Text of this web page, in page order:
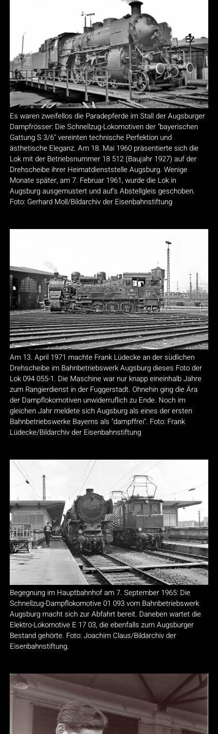
Es waren zweifellos die Paradepferde im Stall der Augsburger
Dampfrösser: Die Schnellzug-Lokomotiven der "bayerischen
Gattung S 3/6" vereinten technische Perfektion und
ästhetische Eleganz. Am 18. Mai 1960 präsentierte sich die
Lok mit der Betriebsnummer 18 512 (Baujahr 1927) auf der
Drehscheibe ihrer Heimatdienststelle Augsburg. Wenige
Monate später, am 7. Februar 1961, wurde die Lok in
Augsburg ausgemustert und auf's Abstellgleis geschoben.
Foto: Gerhard Moll/Bildarchiv der Eisenbahnstiftung
Am 13. April 1971 machte Frank Lüdecke an der südlichen
Drehscheibe im Bahnbetriebswerk Augsburg dieses Foto der
Lok 094 055-1. Die Maschine war nur knapp eineinhalb Jahre
zum Rangierdienst in der Fuggerstadt. Ohnehin ging die Ära
der Dampflokomotiven unwiderruflich zu Ende. Noch im
gleichen Jahr meldete sich Augsburg als eines der ersten
Bahnbetriebswerke Bayerns als "dampffrei". Foto: Frank
Lüdecke/Bildarchiv der Eisenbahnstiftung
Begegnung im Hauptbahnhof am 7. September 1965: Die
Schnellzug-Dampflokomotive 01 093 vom Bahnbetriebswerk
Augsburg macht sich zur Abfahrt bereit. Daneben wartet die
Elektro-Lokomotive E 17 03, die ebenfalls zum Augsburger
Bestand gehörte. Foto: Joachim Claus/Bildarchiv der
Eisenbahnstiftung.